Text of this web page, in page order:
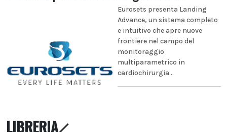
Eurosets presenta Landing
Advance, un sistema completo
e intuitivo che apre nuove
frontiere nel campo del
monitoraggio
multiparametrico in
cardiochirurgia...
LIBRERIA